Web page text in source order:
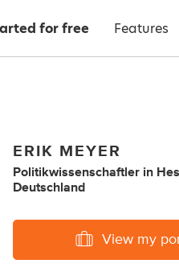
for free Features
ERIK MEYER
Politikwissenschaftler in
Deutschland
View my